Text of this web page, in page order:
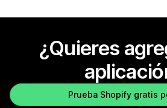
¿Quieres
Prueba Shopify gratis